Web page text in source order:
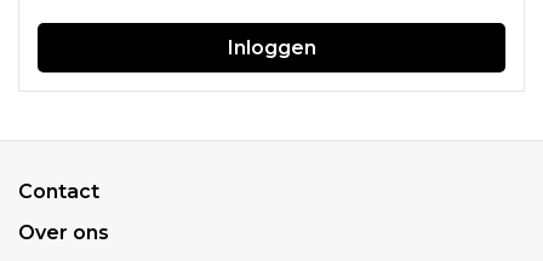
Inloggen
Contact
Over ons